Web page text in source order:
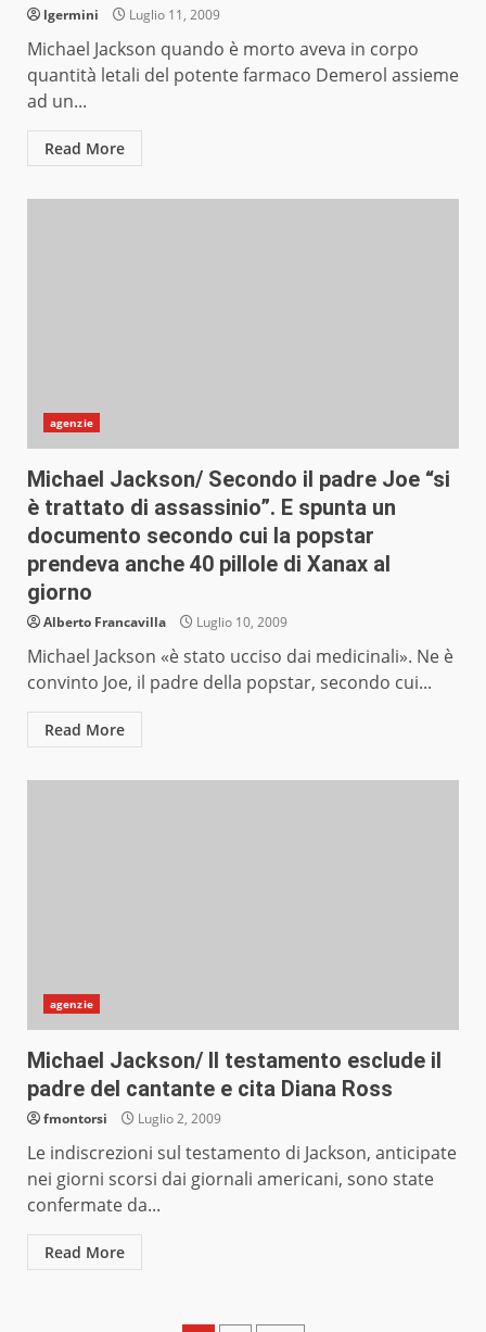
lgermini Luglio 11, 2009
Michael Jackson quando è morto aveva in corpo
quantità letali del potente farmaco Demerol assieme
ad un...
Read More
agenzie
Michael Jackson/ Secondo il padre Joe “si
è trattato di assassinio”. E spunta un
documento secondo cui la popstar
prendeva anche 40 pillole di Xanax al
giorno
Alberto Francavilla Luglio 10, 2009
Michael Jackson «è stato ucciso dai medicinali». Ne è
convinto Joe, il padre della popstar, secondo cui...
Read More
agenzie
Michael Jackson/ Il testamento esclude il
padre del cantante e cita Diana Ross
fmontorsi Luglio 2, 2009
Le indiscrezioni sul testamento di Jackson, anticipate
nei giorni scorsi dai giornali americani, sono state
confermate da...
Read More